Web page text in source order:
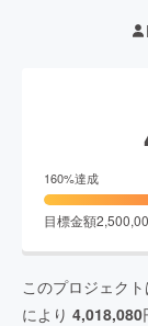
160%達成
目標金額
このプロジェクト
により 4,018,080